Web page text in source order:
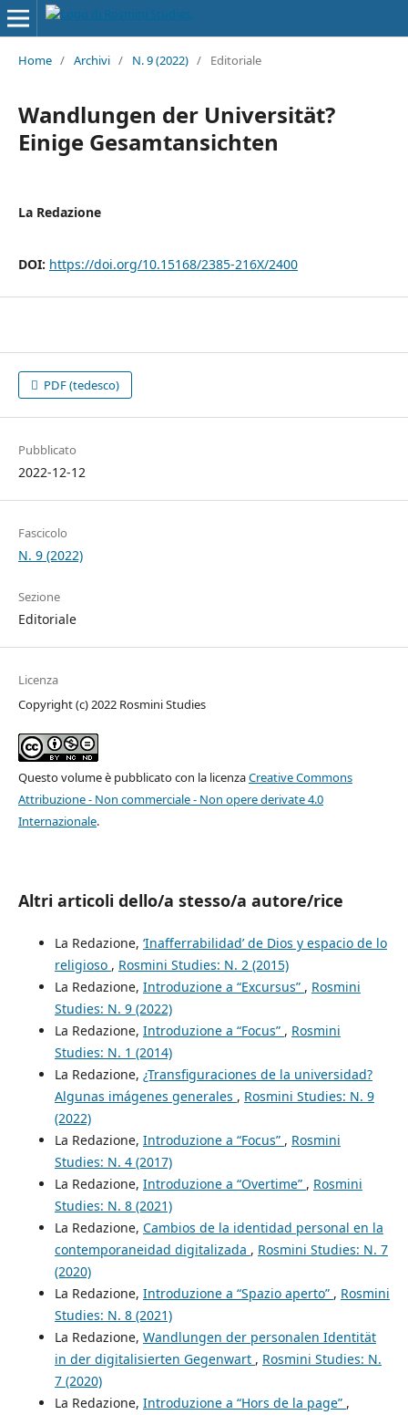
Home / Archivi / N. 9 (2022) / Editoriale
Wandlungen der Universität?
Einige Gesamtansichten
La Redazione
DOI: https://doi.org/10.15168/2385-216X/2400
PDF (tedesco)
Pubblicato
2022-12-12
Fascicolo
N. 9 (2022)
Sezione
Editoriale
Licenza
Copyright (c) 2022 Rosmini Studies
Questo volume è pubblicato con la licenzaCreative Commons
Attribuzione - Non commerciale - Non opere derivate 4.0
Internazionale.
Altri articoli dello/a stesso/a autore/rice
La Redazione, ‘Inafferrabilidad’ de Dios y espacio de lo
religioso , Rosmini Studies: N. 2 (2015)
La Redazione, Introduzione a “Excursus” , Rosmini
Studies: N. 9 (2022)
La Redazione, Introduzione a “Focus” , Rosmini
Studies: N. 1 (2014)
La Redazione, ¿Transfiguraciones de la universidad?
Algunas imágenes generales , Rosmini Studies: N. 9
(2022)
La Redazione, Introduzione a “Focus” , Rosmini
Studies: N. 4 (2017)
La Redazione, Introduzione a “Overtime” , Rosmini
Studies: N. 8 (2021)
La Redazione, Cambios de la identidad personal en la
contemporaneidad digitalizada , Rosmini Studies: N. 7
(2020)
La Redazione, Introduzione a “Spazio aperto” , Rosmini
Studies: N. 8 (2021)
La Redazione, Wandlungen der personalen Identität
in der digitalisierten Gegenwart , Rosmini Studies: N.
7 (2020)
La Redazione, Introduzione a “Hors de la page” ,